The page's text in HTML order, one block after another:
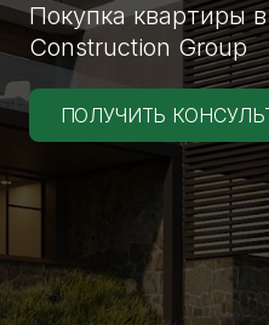
Покупка квартиры
Construction Group
ПОЛУЧИТЬ